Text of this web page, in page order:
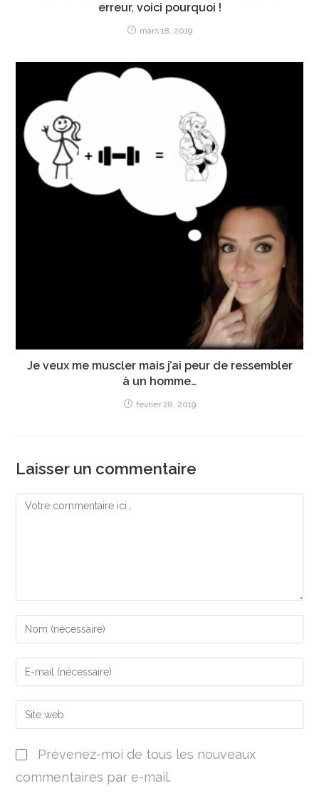
erreur, voici pourquoi !
mars 18, 2019
Je veux me muscler mais j’ai peur de ressembler
à un homme…
février 28, 2019
Laisser un commentaire
Prévenez-moi de tous les nouveaux
commentaires par e-mail.